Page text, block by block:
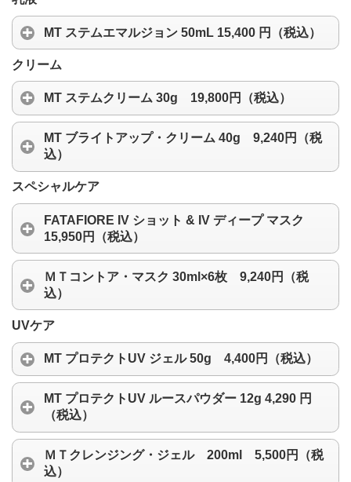
MT ステムエマルジョン 50mL 15,400 円（税込）
クリーム
MT ステムクリーム 30g 19,800円（税込）
MT ブライトアップ・クリーム 40g 9,240円（税
込）
スペシャルケア
FATAFIORE IV ショット & IV ディープ マスク
15,950円（税込）
ＭＴコントア・マスク 30ml×6枚 9,240円（税
込）
UVケア
MT プロテクトUV ジェル 50g 4,400円（税込）
MT プロテクトUV ルースパウダー 12g 4,290 円
（税込）
ＭＴクレンジング・ジェル 200ml 5,500円（税
込）